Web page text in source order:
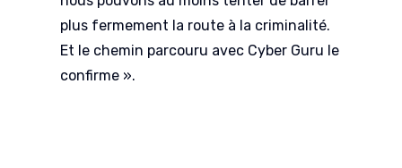
plus fermement la route à la criminalité.
Et le chemin parcouru avec Cyber Guru le
confirme ».